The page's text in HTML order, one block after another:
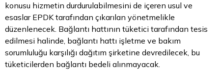
konusu hizmetin durdurulabilmesini de içeren usul ve
esaslar EPDK tarafından çıkarılan yönetmelikle
düzenlenecek. Bağlantı hattının tüketici tarafından tesis
edilmesi halinde, bağlantı hattı işletme ve bakım
sorumluluğu karşılığı dağıtım şirketine devredilecek, bu
tüketicilerden bağlantı bedeli alınmayacak.